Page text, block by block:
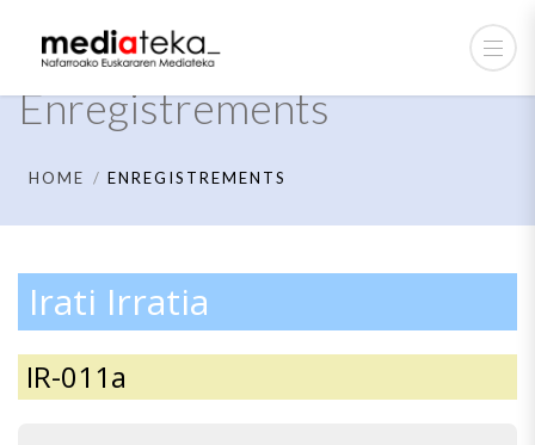
Enregistrements
HOME ENREGISTREMENTS
Irati Irratia
IR-011a